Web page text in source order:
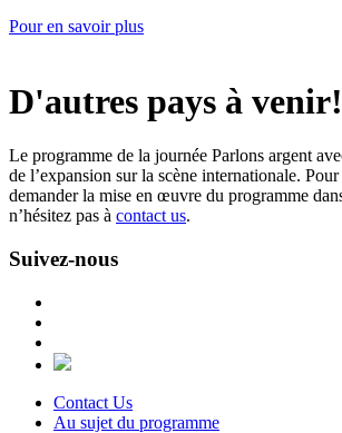
Pour en savoir plus
D'autres pays à venir!
Le programme de la journée Parlons argent
de l’expansion sur la scène internationale.
demander la mise en œuvre du programme
n’hésitez pas à contact us.
Suivez-nous
Contact Us
Au sujet du programme